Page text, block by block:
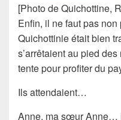
[Photo de Quichottine,
Enfin, il ne faut pas
Quichottinie était bien
s’arrêtaient au pied
tente pour profiter du
Ils attendaient…
Anne, ma sœur Anne…